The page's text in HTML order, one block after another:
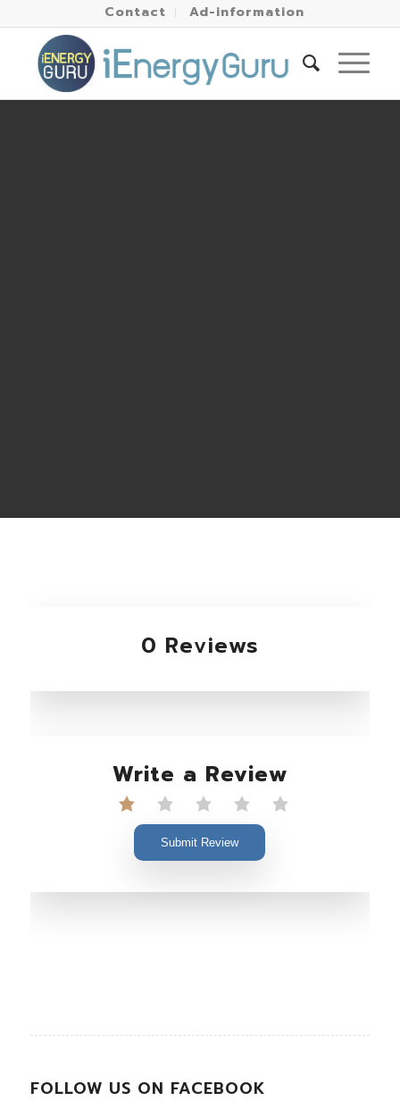
Contact Ad-information
0 Reviews
Write a Review
Submit Review
FOLLOW US ON FACEBOOK